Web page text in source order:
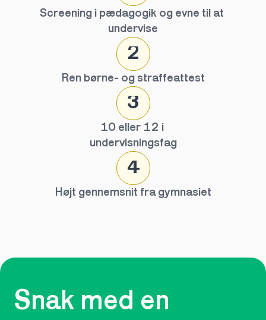
Screening i pædagogik og evne til at
undervise
2
Ren børne- og straffeattest
3
10 eller 12 i
undervisningsfag
4
Højt gennemsnit fra gymnasiet
Snak med en